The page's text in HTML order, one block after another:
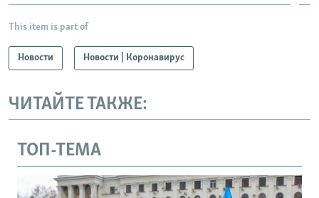
This item is part of
Новости Новости | Коронавирус
ЧИТАЙТЕ ТАКЖЕ:
ТОП-ТЕМА